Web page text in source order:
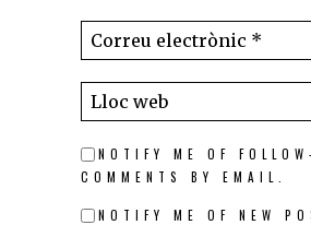
NOTIFY ME OF
COMMENTS BY EMAIL.
NOTIFY ME OF NEW